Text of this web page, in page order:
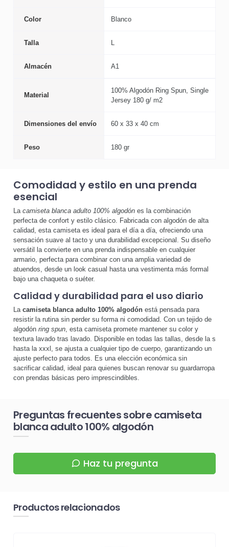
Color Blanco
Talla
Almacén A1
Material
100% Algodón Ring Spun, Single
Jersey 180 g/ m2
Dimensiones del envío 60 x 33 x 40 cm
Peso 180 gr
Comodidad y estilo en una prenda
esencial
La camiseta blanca adulto 100% algodón es la combinación
perfecta de confort y estilo clásico. Fabricada con algodón de alta
calidad, esta camiseta es ideal para el día a día, ofreciendo una
sensación suave al tacto y una durabilidad excepcional. Su diseño
versátil la convierte en una prenda indispensable en cualquier
armario, perfecta para combinar con una amplia variedad de
atuendos, desde un look casual hasta una vestimenta más formal
bajo una chaqueta o suéter.
Calidad y durabilidad para el uso diario
La camiseta blanca adulto 100% algodón está pensada para
resistir la rutina sin perder su forma ni comodidad. Con un tejido de
algodón ring spun , esta camiseta promete mantener su color y
textura lavado tras lavado. Disponible en todas las tallas, desde la s
hasta la xxxl, se ajusta a cualquier tipo de cuerpo, garantizando un
ajuste perfecto para todos. Es una elección económica sin
sacrificar calidad, ideal para quienes buscan renovar su guardarropa
con prendas básicas pero imprescindibles.
Preguntas frecuentes sobre camiseta
blanca adulto 100% algodón
Haz tu pregunta
Productos relacionados